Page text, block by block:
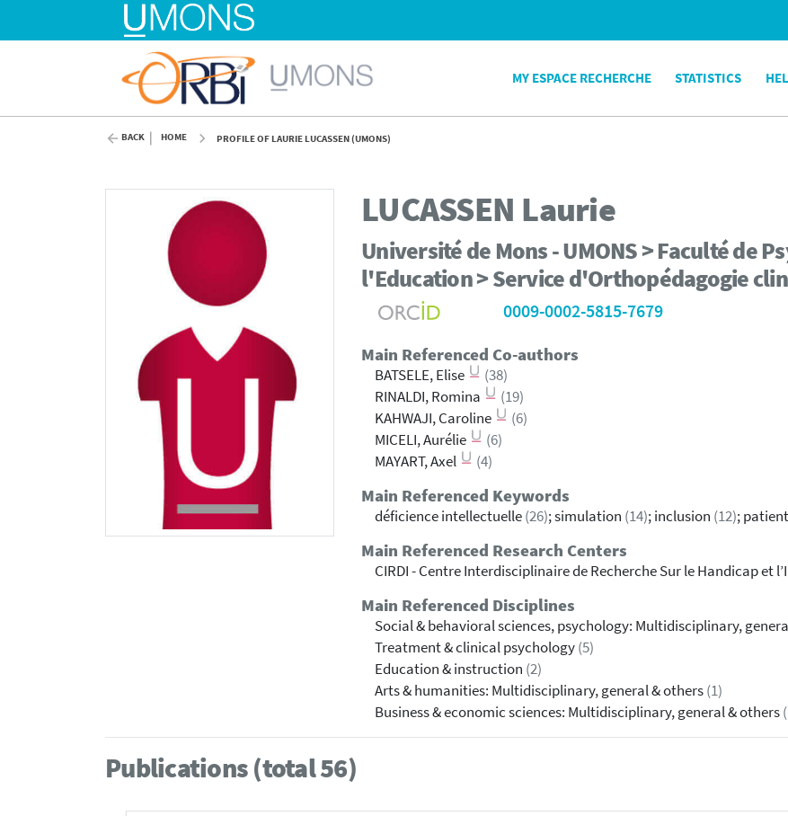
MY ESPACE RECHERCHE STATISTICS
BACK HOME PROFILE OF LAURIE LUCASSEN (UMONS)
LUCASSEN Laurie
Université de Mons - UMONS > Faculté de
l'Education > Service d'Orthopédagogie
0009-0002-5815-7679
Main Referenced Co-authors
BATSELE, Elise
(38)
RINALDI, Romina
(19)
KAHWAJI, Caroline
(6)
MICELI, Aurélie
(6)
MAYART, Axel
(4)
Main Referenced Keywords
déficience intellectuelle(26); simulation (14); inclusion (12);
Main Referenced Research Centers
CIRDI - Centre Interdisciplinaire de Recherche Sur le Handicap et
Main Referenced Disciplines
Social & behavioral sciences, psychology: Multidisciplinary,
Treatment & clinical psychology(5)
Education & instruction (2)
Arts & humanities: Multidisciplinary, general & others(1)
Business & economic sciences: Multidisciplinary, general & others
Publications (total 56)